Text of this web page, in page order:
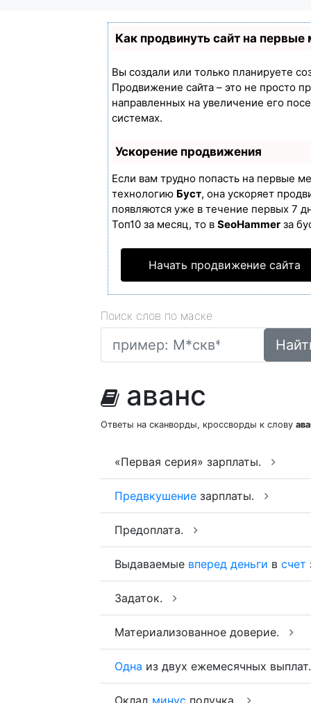
Как продвинуть сайт на первые
Вы создали или только планируете
Продвижение сайта – это не просто
направленных на увеличение его
системах.
Ускорение продвижения
Если вам трудно попасть на первые
технологию Буст, она ускоряет
появляются уже в течение первых 7
Топ10 за месяц, то в SeoHammer за
Начать продвижение сайта
Поиск слов по маске
аванс
Ответы на сканворды, кроссворды к слову
«Первая серия» зарплаты.
Предвкушение зарплаты.
Предоплата.
Выдаваемые вперед деньги в счет
Задаток.
Материализованное доверие.
Одна из двух ежемесячных
Оклад минус получка.